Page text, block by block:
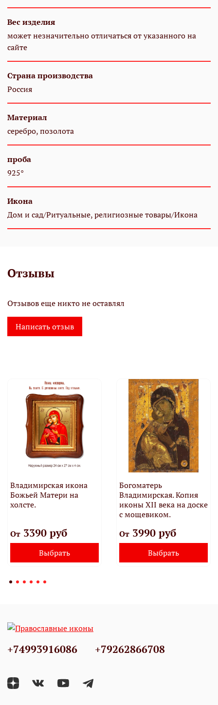
Вес изделия
может незначительно отличаться от указанного на
сайте
Страна производства
Россия
Материал
серебро, позолота
проба
925°
Икона
Дом и сад/Ритуальные, религиозные товары/Икона
Отзывы
Отзывов еще никто не оставлял
Написать отзыв
Владимирская икона
Божьей Матери на
холсте.
От3390 руб
Выбрать
Богоматерь
Владимирская. Копия
иконы XII века на доске
с мощевиком.
От3990 руб
Выбрать
+74993916086 +79262866708